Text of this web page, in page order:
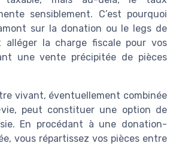
sensiblement. C’est pourquoi
sur la donation ou le legs de
alléger la charge fiscale pour vos
une vente précipitée de pièces
vivant, éventuellement combinée
peut constituer une option de
En procédant à une donation-
vous répartissez vos pièces entre